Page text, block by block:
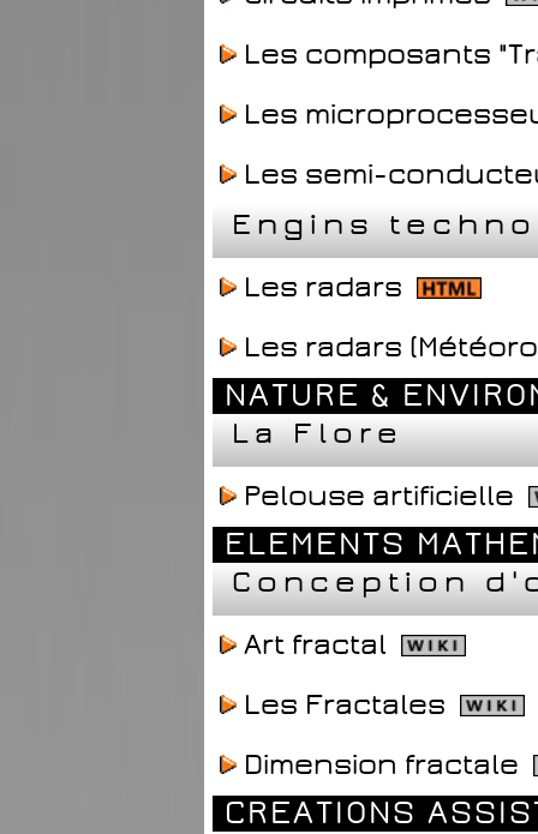
Les composants
Les
Les semi-
Engins
Les radars
Les radars
NATURE &
La Flore
Pelouse artificielle
ELEMENTS
Conception
Art fractal
Les Fractales
Dimension fractale
CREATIONS